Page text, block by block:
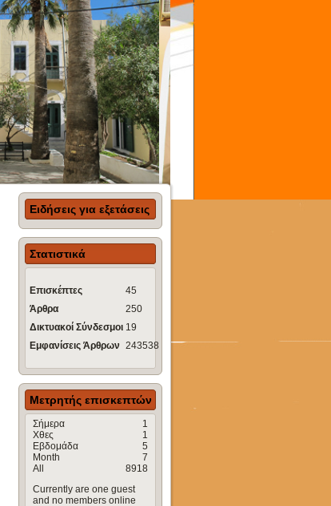
Ειδήσεις για εξετάσεις
Στατιστικά
Επισκέπτες
45
Άρθρα
250
Δικτυακοί Σύνδεσμοι 19
Εμφανίσεις Άρθρων 243538
Μετρητής επισκεπτών
Σήμερα
1
Χθες
1
Εβδομάδα
5
Month
7
All
8918
Currently are one guest
and no members online